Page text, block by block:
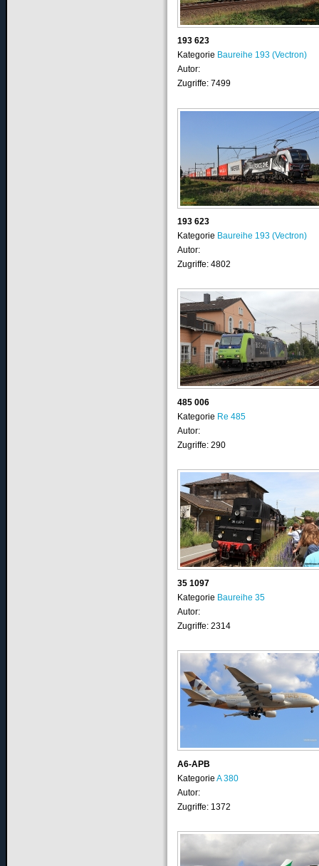
193 623
Kategorie Baureihe 193 (Vectron)
Autor:
Zugriffe: 7499
193 623
Kategorie Baureihe 193 (Vectron)
Autor:
Zugriffe: 4802
485 006
Kategorie Re 485
Autor:
Zugriffe: 290
35 1097
Kategorie Baureihe 35
Autor:
Zugriffe: 2314
A6-APB
KategorieA 380
Autor:
Zugriffe: 1372